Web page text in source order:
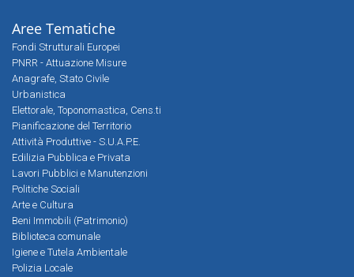
Aree Tematiche
Fondi Strutturali Europei
PNRR - Attuazione Misure
Anagrafe, Stato Civile
Urbanistica
Elettorale, Toponomastica, Cens.ti
Pianificazione del Territorio
Attività Produttive - S.U.A.P.E.
Edilizia Pubblica e Privata
Lavori Pubblici e Manutenzioni
Politiche Sociali
Arte e Cultura
Beni Immobili (Patrimonio)
Biblioteca comunale
Igiene e Tutela Ambientale
Polizia Locale